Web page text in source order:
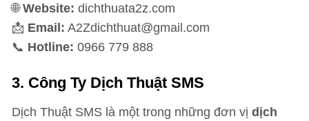
🌐Website: dichthuata2z.com
📩 Email: A2Zdichthuat@gmail.com
📞 Hotline: 0966 779 888
3. Công Ty Dịch Thuật SMS
Dịch Thuật SMS là một trong những đơn vị dịch